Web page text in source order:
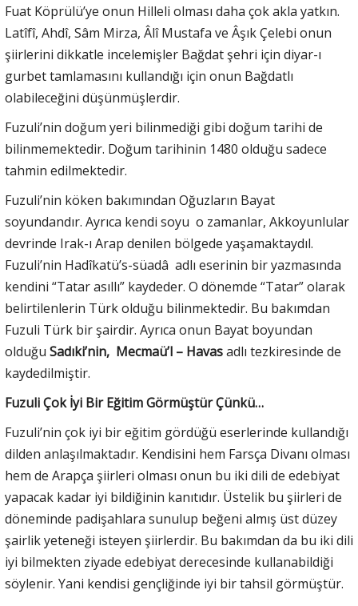
Fuat Köprülü’ye onun Hilleli olması daha çok akla yatkın.
Latîfî, Ahdî, Sâm Mirza, Âlî Mustafa ve Âşık Çelebi onun
şiirlerini dikkatle incelemişler Bağdat şehri için diyar-ı
gurbet tamlamasını kullandığı için onun Bağdatlı
olabileceğini düşünmüşlerdir.
Fuzuli’nin doğum yeri bilinmediği gibi doğum tarihi de
bilinmemektedir. Doğum tarihinin 1480 olduğu sadece
tahmin edilmektedir.
Fuzuli’nin köken bakımından Oğuzların Bayat
soyundandır. Ayrıca kendi soyu o zamanlar, Akkoyunlular
devrinde Irak-ı Arap denilen bölgede yaşamaktaydıl.
Fuzuli’nin Hadîkatü’s-süadâ adlı eserinin bir yazmasında
kendini “Tatar asıllı” kaydeder. O dönemde “Tatar” olarak
belirtilenlerin Türk olduğu bilinmektedir. Bu bakımdan
Fuzuli Türk bir şairdir. Ayrıca onun Bayat boyundan
olduğu Sadıki’nin, Mecmaü’l – Havasadlı tezkiresinde de
kaydedilmiştir.
Fuzuli Çok İyi Bir Eğitim Görmüştür Çünkü…
Fuzuli’nin çok iyi bir eğitim gördüğü eserlerinde kullandığı
dilden anlaşılmaktadır. Kendisini hem Farsça Divanı olması
hem de Arapça şiirleri olması onun bu iki dili de edebiyat
yapacak kadar iyi bildiğinin kanıtıdır. Üstelik bu şiirleri de
döneminde padişahlara sunulup beğeni almış üst düzey
şairlik yeteneği isteyen şiirlerdir. Bu bakımdan da bu iki dili
iyi bilmekten ziyade edebiyat derecesinde kullanabildiği
söylenir. Yani kendisi gençliğinde iyi bir tahsil görmüştür.